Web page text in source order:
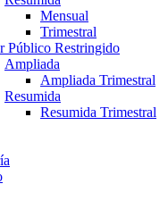
Mensual
Trimestral
Público Restringido
Ampliada
Ampliada Trimestral
Resumida
Resumida Trimestral